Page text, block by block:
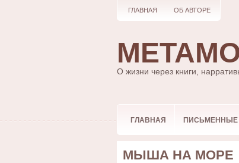
ГЛАВНАЯ ОБ АВТОРЕ
О жизни через книги,
ГЛАВНАЯ ПИСЬМЕННЫЕ
МЫША НА МОРЕ